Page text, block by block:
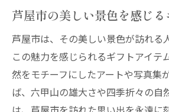
芦屋市の特産品を使った
特産品が持つ魅力を贈り物
芦屋市産の素材を活かし
伝統の味わいを感じる特
特産品を通じて芦屋市を
芦屋市の美しい景色を感じ
芦屋市は、その美しい景色が訪れる
この魅力を感じられるギフトアイテ
然をモチーフにしたアートや写真集
ば、六甲山の雄大さや四季折々の自